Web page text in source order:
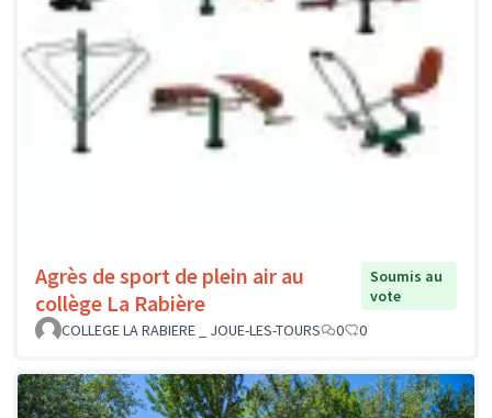
Agrès de sport de plein air au
collège La Rabière
Soumis au
vote
COLLEGE LA RABIERE _ JOUE-LES-TOURS
0 0